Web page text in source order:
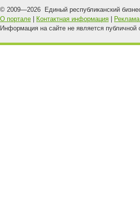
© 2009—2026 Единый республиканский
О портале
Контактная информация
Информация на сайте не является публичной